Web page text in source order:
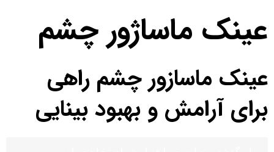
عینک ماساژور چشم
عینک ماسازور چشم راهی
برای آرامش و بهبود بینایی